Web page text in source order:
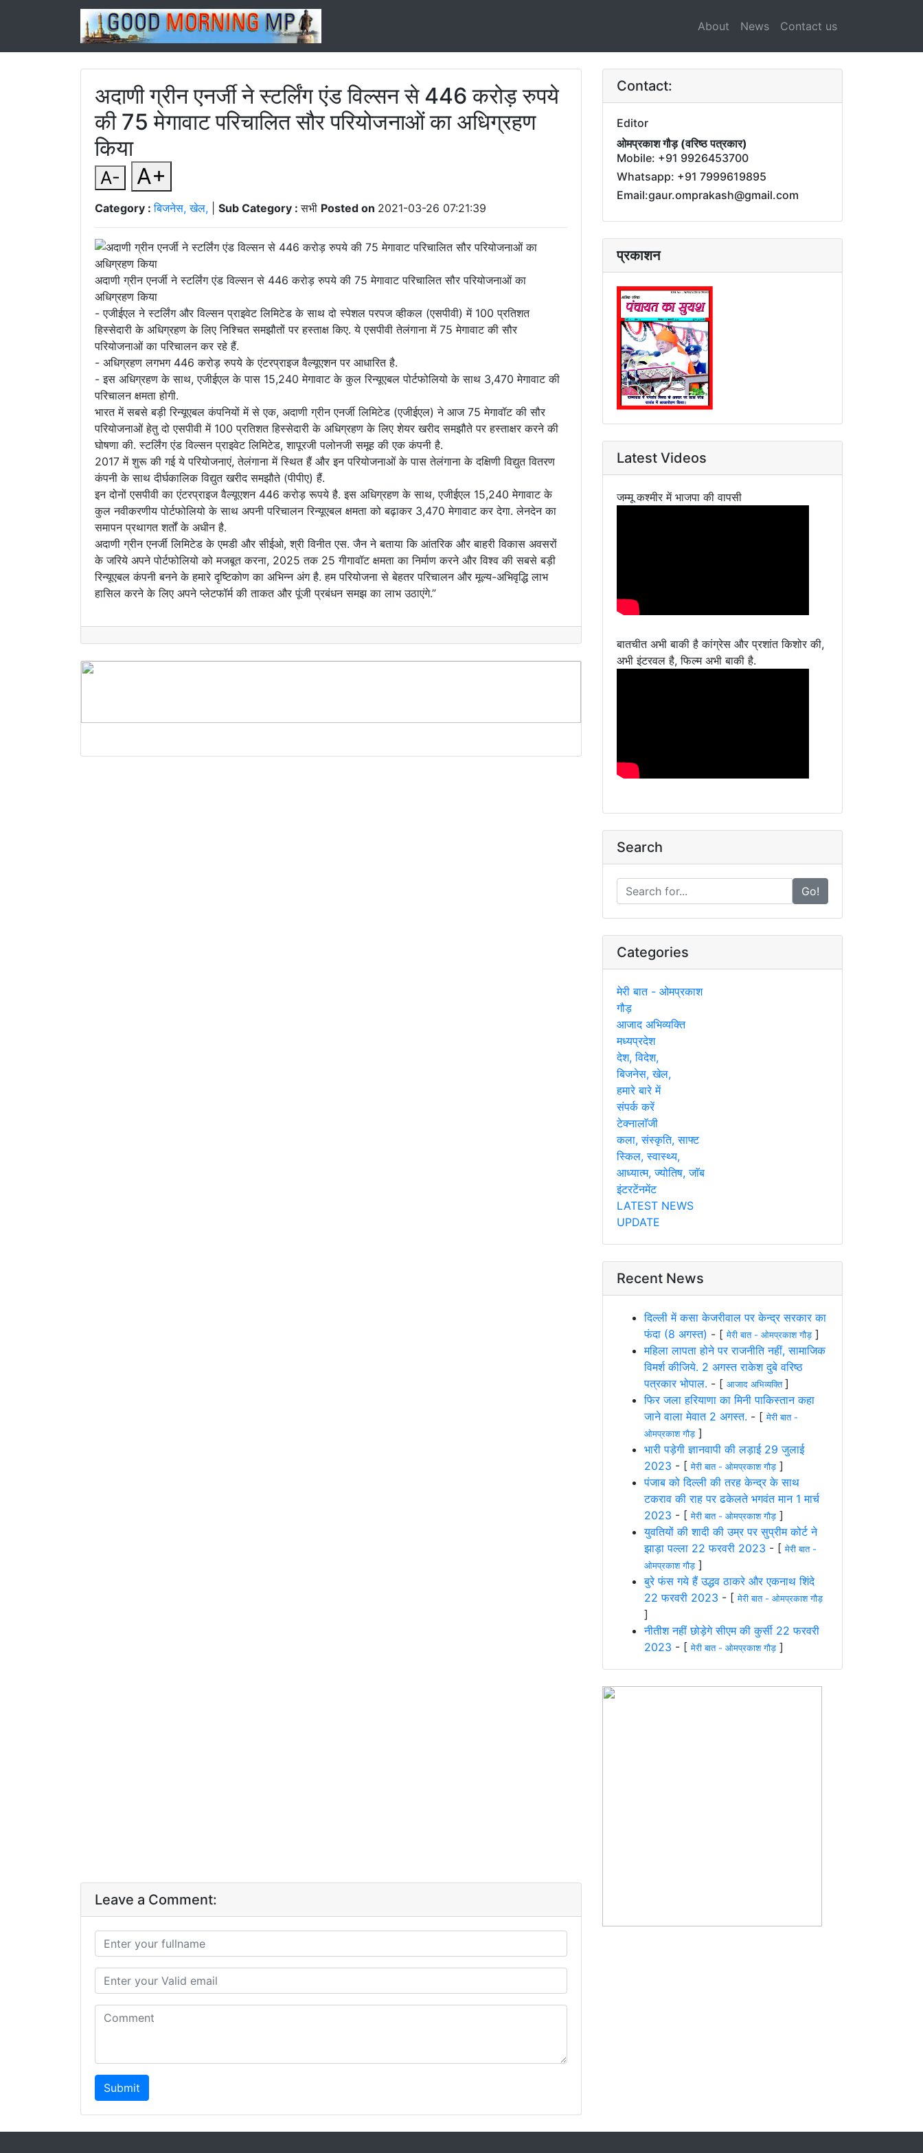
About News Contact us
अदाणी ग्रीन एनर्जी ने स्टर्लिंग एंड विल्सन से 446 करोड़ रुपये
की 75 मेगावाट परिचालित सौर परियोजनाओं का अधिग्रहण
किया
A- A+
Category :बिजनेस, खेल, Sub Category :सभी Posted on 2021-03-26 07:21:39
अदाणी ग्रीन एनर्जी ने स्टर्लिंग एंड विल्सन से 446 करोड़ रुपये की 75 मेगावाट परिचालित सौर परियोजनाओं का
अधिग्रहण किया
- एजीईएल ने स्टर्लिंग और विल्सन प्राइवेट लिमिटेड के साथ दो स्पेशल परपज व्हीकल (एसपीवी) में 100 प्रतिशत
हिस्सेदारी के अधिग्रहण के लिए निश्चित समझौतों पर हस्ताक्ष किए. ये एसपीवी तेलंगाना में 75 मेगावाट की सौर
परियोजनाओं का परिचालन कर रहे हैं.
- अधिग्रहण लगभग 446 करोड़ रुपये के एंटरप्राइज वैल्यूएशन पर आधारित है.
- इस अधिग्रहण के साथ, एजीईएल के पास 15,240 मेगावाट के कुल रिन्यूएबल पोर्टफोलियो के साथ 3,470 मेगावाट की
परिचालन क्षमता होगी.
भारत में सबसे बड़ी रिन्यूएबल कंपनियों में से एक, अदाणी ग्रीन एनर्जी लिमिटेड (एजीईएल) ने आज 75 मेगावॉट की सौर
परियोजनाओं हेतु दो एसपीवी में 100 प्रतिशत हिस्सेदारी के अधिग्रहण के लिए शेयर खरीद समझौते पर हस्ताक्षर करने की
घोषणा की. स्टर्लिंग एंड विल्सन प्राइवेट लिमिटेड, शापूरजी पलोनजी समूह की एक कंपनी है.
2017 में शुरू की गई ये परियोजनाएं, तेलंगाना में स्थित हैं और इन परियोजनाओं के पास तेलंगाना के दक्षिणी विद्युत वितरण
कंपनी के साथ दीर्घकालिक विद्युत खरीद समझौते (पीपीए) हैं.
इन दोनों एसपीवी का एंटरप्राइज वैल्यूएशन 446 करोड़ रूपये है. इस अधिग्रहण के साथ, एजीईएल 15,240 मेगावाट के
कुल नवीकरणीय पोर्टफोलियो के साथ अपनी परिचालन रिन्यूएबल क्षमता को बढ़ाकर 3,470 मेगावाट कर देगा. लेनदेन का
समापन प्रथागत शर्तों के अधीन है.
अदाणी ग्रीन एनर्जी लिमिटेड के एमडी और सीईओ, श्री विनीत एस. जैन ने बताया कि आंतरिक और बाहरी विकास अवसरों
के जरिये अपने पोर्टफोलियो को मजबूत करना, 2025 तक 25 गीगावॉट क्षमता का निर्माण करने और विश्व की सबसे बड़ी
रिन्यूएबल कंपनी बनने के हमारे दृष्टिकोण का अभिन्न अंग है. हम परियोजना से बेहतर परिचालन और मूल्य-अभिवृद्धि लाभ
हासिल करने के लिए अपने प्लेटफॉर्म की ताकत और पूंजी प्रबंधन समझ का लाभ उठाएंगे.”
Contact:
Editor
ओमप्रकाश गौड़ (वरिष्ठ पत्रकार)
Mobile: +91 9926453700
Whatsapp: +91 7999619895
Email:gaur.omprakash@gmail.com
प्रकाशन
Latest Videos
जम्मू कश्मीर में भाजपा की वापसी
बातचीत अभी बाकी है कांग्रेस और प्रशांत किशोर की,
अभी इंटरवल है, फिल्म अभी बाकी है.
Search
Go!
Categories
मेरी बात - ओमप्रकाश
गौड़
आजाद अभिव्यक्ति
मध्यप्रदेश
देश, विदेश,
बिजनेस, खेल,
हमारे बारे में
संपर्क करें
टेक्नालाॅजी
कला, संस्कृति, साफ्ट
स्किल, स्वास्थ्य,
आध्यात्म, ज्योतिष, जाॅब
इंटरटेंनमेंट
LATEST NEWS
UPDATE
Recent News
दिल्ली में कसा केजरीवाल पर केन्द्र सरकार का
फंदा (8 अगस्त) - [मेरी बात - ओमप्रकाश गौड़ ]
महिला लापता होने पर राजनीति नहीं, सामाजिक
विमर्श कीजिये. 2 अगस्त राकेश दुबे वरिष्ठ
पत्रकार भोपाल. - [ आजाद अभिव्यक्ति ]
फिर जला हरियाणा का मिनी पाकिस्तान कहा
जाने वाला मेवात 2 अगस्त. - [मेरी बात -
ओमप्रकाश गौड़ ]
भारी पड़ेगी ज्ञानवापी की लड़ाई 29 जुलाई
2023 - [मेरी बात - ओमप्रकाश गौड़ ]
पंजाब को दिल्ली की तरह केन्द्र के साथ
टकराव की राह पर ढकेलते भगवंत मान 1 मार्च
2023 - [मेरी बात - ओमप्रकाश गौड़ ]
युवतियों की शादी की उम्र पर सुप्रीम कोर्ट ने
झाड़ा पल्ला 22 फरवरी 2023 - [मेरी बात -
ओमप्रकाश गौड़ ]
बुरे फंस गये हैं उद्धव ठाकरे और एकनाथ शिंदे
22 फरवरी 2023 - [मेरी बात - ओमप्रकाश गौड़
]
नीतीश नहीं छोड़ेगे सीएम की कुर्सी 22 फरवरी
2023 - [मेरी बात - ओमप्रकाश गौड़ ]
Leave a Comment:
Submit